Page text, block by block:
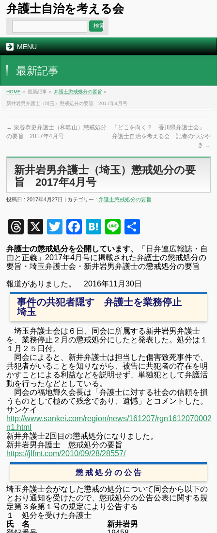
弁護士自治を考える会
MENU
最新記事
HOME » 最新記事 » 弁護士懲戒処分の要旨 »
新井岩男弁護士（埼玉）懲戒処分の要旨 2017年4月号
← 泉谷恭史弁護士（和歌山）懲戒処分
の要旨 2017年4月号
『どこを向く？ 香川県弁護士会』
弁護士自治を考える会 記者のつぶや
き →
新井岩男弁護士（埼玉）懲戒処分の要
旨 2017年4月号
投稿日 : 2017年4月27日 | カテゴリー :弁護士懲戒処分の要旨
Threads
X TwitterFacebook
Hatena
Line
有
弁護士の懲戒処分を公開しています、
「日弁連広報誌・自
由と正義」 2017年4月号に掲載された弁護士の懲戒処分の
要旨・埼玉弁護士会・新井岩男弁護士の懲戒処分の要旨
報道がありました。 2016年11月30日
事件の共犯者隠す 弁護士を業務停止
埼玉
埼玉弁護士会は６日、同会に所属する新井岩男弁護士
を、業務停止２月の懲戒処分にしたと発表した。処分は１
１月２５日付。
同会によると、新井弁護士は担当した傷害致死事件で、
共犯者がいることを知りながら、被告に共犯者の存在を明
かすことによる利益などを説明せず、単独犯として弁護活
動を行ったなどとしている。
同会の福地輝久会長は「弁護士に対する社会の信頼を損
うものとして極めて残念であり、遺憾」とコメントした。
サンケイ
http://www.sankei.com/region/news/161207/rgn1612070002-
n1.html
新井弁護士2回目の懲戒処分になりました。
新井岩男弁護士 懲戒処分の要旨
https://jlfmt.com/2010/09/28/28557/
懲 戒 処 分 の 公 告
埼玉弁護士会がなした懲戒の処分について同会から以下の
とおり通知を受けたので、懲戒処分の公告公表に関する規
定第３条第１号の規定により公告する
１ 処分を受けた弁護士
氏 名 新井岩男